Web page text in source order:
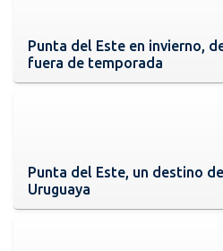
Punta del Este en invierno,
fuera de temporada
Punta del Este, un destino
Uruguaya